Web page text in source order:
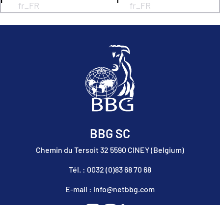
fr_FR
fr_FR
BBG SC
Chemin du Tersoit 32 5590 CINEY (Belgium)
Tél. : 0032 (0)83 68 70 68
E-mail : info@netbbg.com